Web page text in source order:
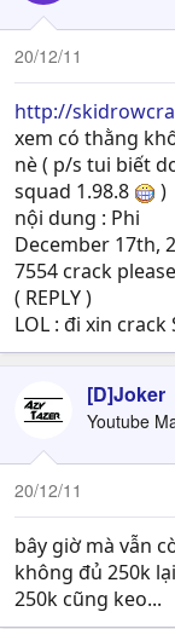
20/12/11
http://
xem có thằng
nè ( p/s tui biết
squad 1.98.8
)
nội dung : Phi
December 17th,
7554 crack please
( REPLY )
LOL : đi xin
[D]Joker
Youtube
20/12/11
bây giờ mà vẫn
không đủ 250k
250k cũng keo...